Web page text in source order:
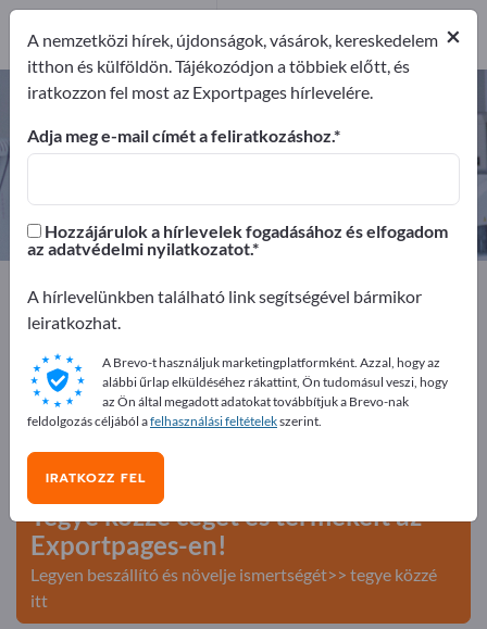
Sebészeti eszközök – gyártók és
beszállítók keresése
14
Gyártók
Exportpages
Orvostudomány és laboratórium
Sebészeti eszközök
Hirdessen ingyen az Exportpages-
en!
Tegye közzé cégét és termékeit az
Exportpages-en!
Legyen beszállító és növelje ismertségét>> tegye közzé
itt
×
A nemzetközi hírek, újdonságok, vásárok, kereskedelem
itthon és külföldön. Tájékozódjon a többiek előtt, és
iratkozzon fel most az Exportpages hírlevelére.
Adja meg e-mail címét a feliratkozáshoz.
Hozzájárulok a hírlevelek fogadásához és elfogadom
az adatvédelmi nyilatkozatot.
A hírlevelünkben található link segítségével bármikor
leiratkozhat.
A Brevo-t használjuk marketingplatformként. Azzal, hogy az
alábbi űrlap elküldéséhez rákattint, Ön tudomásul veszi, hogy
az Ön által megadott adatokat továbbítjuk a Brevo-nak
feldolgozás céljából afelhasználási feltételekszerint.
IRATKOZZ FEL